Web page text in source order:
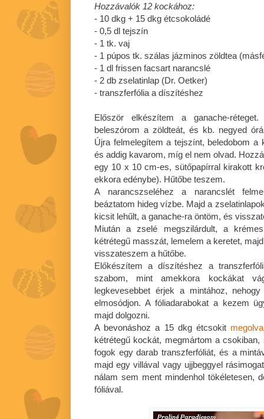
Hozzávalók 12 kockához:
- 10 dkg + 15 dkg étcsokoládé
- 0,5 dl tejszín
- 1 tk. vaj
- 1 púpos tk. szálas jázminos zöldtea
- 1 dl frissen facsart narancslé
- 2 db zselatinlap (Dr. Oetker)
- transzferfólia a díszítéshez
Először elkészítem a ganache-
beleszórom a zöldteát, és kb. negyed
Újra felmelegítem a tejszínt, beledobom
és addig kavarom, míg el nem olvad.
egy 10 x 10 cm-es, sütőpapírral kirakott
ekkora edénybe). Hűtőbe teszem.
A narancszseléhez a narancslét
beáztatom hideg vízbe. Majd a
kicsit lehűlt, a ganache-ra öntöm, és
Miután a zselé megszilárdult, a
kétrétegű masszát, lemelem a keretet,
visszateszem a hűtőbe.
Előkészítem a díszítéshez a
szabom, mint amekkora kockákat
legkevesebbet érjek a mintához,
elmosódjon. A fóliadarabokat a kezem
majd dolgozni.
A bevonáshoz a 15 dkg étcsokit
kétrétegű kockát, megmártom a
fogok egy darab transzferfóliát, és a
majd egy villával vagy ujjbeggyel
nálam sem ment mindenhol tökéletesen,
fóliával.